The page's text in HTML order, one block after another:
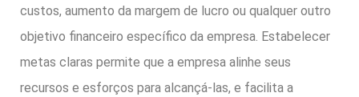
custos, aumento da margem de lucro ou qualquer outro
objetivo financeiro específico da empresa. Estabelecer
metas claras permite que a empresa alinhe seus
recursos e esforços para alcançá-las, e facilita a